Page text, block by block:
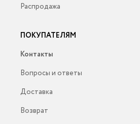
Распродажа
ПОКУПАТЕЛЯМ
Контакты
Вопросы и ответы
Доставка
Возврат